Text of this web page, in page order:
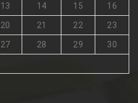
13 14 15 16
20 21 22 23
27 28 29 30